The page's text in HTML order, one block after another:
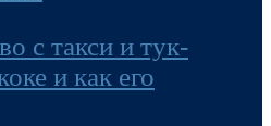
с такси и тук-
и как его